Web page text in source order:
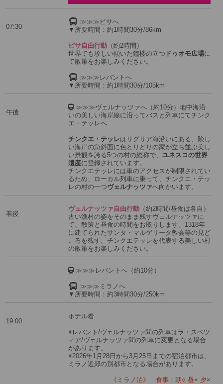
07:30
≫≫≫ピサへ
▼所要時間：約1時間30分/86km
ピサ自由行動 （約2時間）
世界でも珍しい傾いた鐘楼の立つ ドゥオモ広場に
て散策をお楽しみください。
≫≫≫レバントへ
▼所要時間：約1時間30分/105km
午後
≫≫≫ヴェルナッツァへ（約10分）地中海沿
いの美しい海岸線に沿ってバスと列車にてチンク
エ・テッレへ
チンクエ・テッレはリグリア海沿いにある、険し
い海岸の急斜面に色とりどりの家が立ち並ぶ美し
い景観を誇る5つの村の総称で、 ユネスコの世界
遺産に登録されています。
チンクエテッレには車のアクセスが制限されてい
るため、ローカル列車に乗って、チンクエ・テッ
レの村の一つヴェルナッツァへ向かいます。
着後
ヴェルナッツァ自由行動 （約2時間/昼食は各自）
古い漁村の姿をそのまま残すヴェルナッツァに
て、散策と昼食の時間をお取りします。1318年
に建てられたサンタ・マルゲリータ教会等の見ど
ころを残す、チンクエテッレを代表する美しい村
の散策をお楽しみください。
≫≫≫レバントへ（約10分）
≫≫≫ミラノへ
▼所要時間：約3時間30分/250km
19:00
ホテル着
※レバント/ヴェルナッツァ間の列車はラ・スペツ
ィア/ヴェルナッツァ間の列車に変更となる場合
があります。
※2026年1月28日から3月25日までの宿泊都市は、
ミラノ近郊の別都市となる場合があります。
《ミラノ泊》 食事：朝○ 昼× 夕×